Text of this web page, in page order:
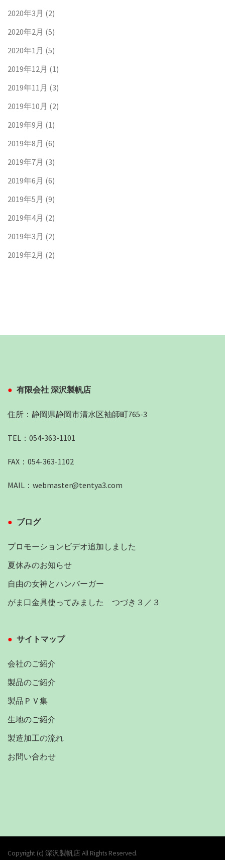
2020年3月 (2)
2020年2月 (5)
2020年1月 (5)
2019年12月 (1)
2019年11月 (3)
2019年10月 (2)
2019年9月 (1)
2019年8月 (6)
2019年7月 (3)
2019年6月 (6)
2019年5月 (9)
2019年4月 (2)
2019年3月 (2)
2019年2月 (2)
有限会社 深沢製帆店
住所：静岡県静岡市清水区袖師町765-3
TEL：054-363-1101
FAX：054-363-1102
MAIL： webmaster@tentya3.com
ブログ
プロモーションビデオ追加しました
夏休みのお知らせ
自由の女神とハンバーガー
がま口金具使ってみました つづき３／３
サイトマップ
会社のご紹介
製品のご紹介
製品ＰＶ集
生地のご紹介
製造加工の流れ
お問い合わせ
Copyright (c) 深沢製帆店 All Rights Reserved.